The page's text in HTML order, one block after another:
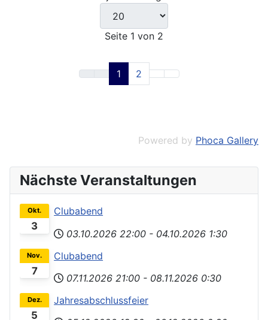
Seite 1 von 2
1 2
Powered by Phoca Gallery
Nächste Veranstaltungen
3
Okt.
Clubabend
03.10.2026 22:00 - 04.10.2026 1:30
7
Nov.
Clubabend
07.11.2026 21:00 - 08.11.2026 0:30
5
Dez.
Jahresabschlussfeier